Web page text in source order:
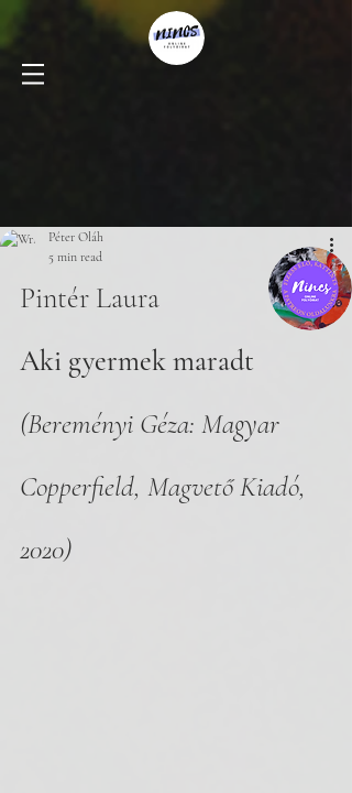
Péter Oláh
5 min read
Pintér Laura
Aki gyermek maradt
(Bereményi Géza: Magyar
Copperfield, Magvető Kiadó,
2020)